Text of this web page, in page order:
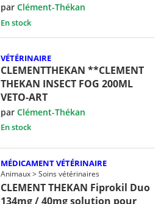
parClément-Thékan
En stock
VÉTÉRINAIRE
CLEMENTTHEKAN **CLEMENT
THEKAN INSECT FOG 200ML
VETO-ART
parClément-Thékan
En stock
MÉDICAMENT VÉTÉRINAIRE
Animaux > Soins vétérinaires
CLEMENT THEKAN Fiprokil Duo
134mg / 40mg solution pour